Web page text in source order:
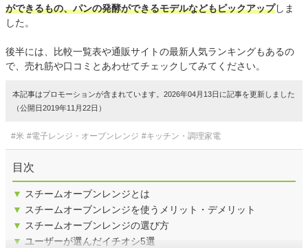
ができるもの、パンの発酵ができるモデルなどもピックアップしま
した。
後半には、比較一覧表や通販サイトの最新人気ランキングもあるの
で、売れ筋や口コミとあわせてチェックしてみてください。
本記事はプロモーションが含まれています。2026年04月13日に記事を更新しました
（公開日2019年11月22日）
#米 #電子レンジ・オーブンレンジ #キッチン・調理家電
目次
▼ スチームオーブンレンジとは
▼ スチームオーブンレンジを使うメリット・デメリット
▼ スチームオーブンレンジの選び方
▼ ユーザーが選んだイチオシ5選